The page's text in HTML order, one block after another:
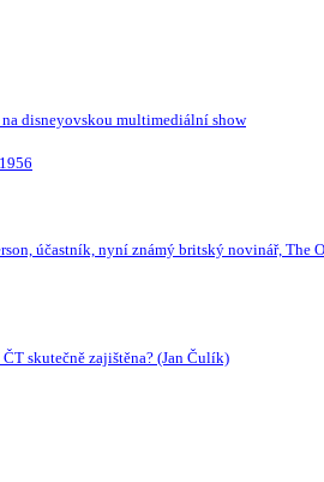
na disneyovskou multimediální show
účastník, nyní známý britský novinář, The
skutečně zajištěna? (Jan Čulík)